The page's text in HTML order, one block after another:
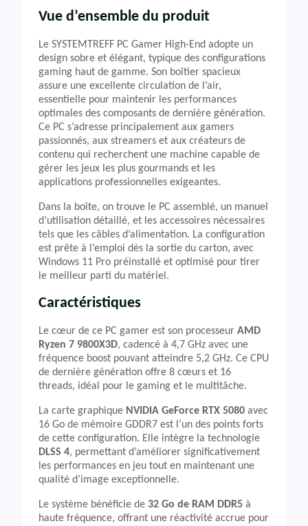
Vue d’ensemble du produit
Le SYSTEMTREFF PC Gamer High-End adopte un
design sobre et élégant, typique des configurations
gaming haut de gamme. Son boîtier spacieux
assure une excellente circulation de l’air,
essentielle pour maintenir les performances
optimales des composants de dernière génération.
Ce PC s’adresse principalement aux gamers
passionnés, aux streamers et aux créateurs de
contenu qui recherchent une machine capable de
gérer les jeux les plus gourmands et les
applications professionnelles exigeantes.
Dans la boîte, on trouve le PC assemblé, un manuel
d’utilisation détaillé, et les accessoires nécessaires
tels que les câbles d’alimentation. La configuration
est prête à l’emploi dès la sortie du carton, avec
Windows 11 Pro préinstallé et optimisé pour tirer
le meilleur parti du matériel.
Caractéristiques
Le cœur de ce PC gamer est son processeur AMD
Ryzen 7 9800X3D, cadencé à 4,7 GHz avec une
fréquence boost pouvant atteindre 5,2 GHz. Ce CPU
de dernière génération offre 8 cœurs et 16
threads, idéal pour le gaming et le multitâche.
La carte graphique NVIDIA GeForce RTX 5080 avec
16 Go de mémoire GDDR7 est l’un des points forts
de cette configuration. Elle intègre la technologie
DLSS 4, permettant d’améliorer significativement
les performances en jeu tout en maintenant une
qualité d’image exceptionnelle.
Le système bénéficie de 32 Go de RAM DDR5 à
haute fréquence, offrant une réactivité accrue pour